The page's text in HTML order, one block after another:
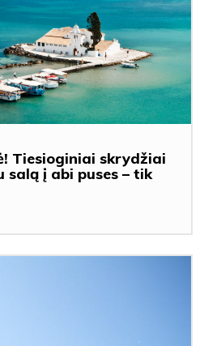
Tiesioginiai skrydžiai
salą į abi puses – tik